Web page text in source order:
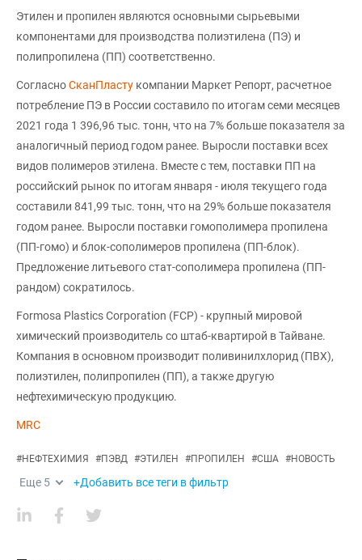
Этилен и пропилен являются основными сырьевыми
компонентами для производства полиэтилена (ПЭ) и
полипропилена (ПП) соответственно.
СогласноСканПласту компании Маркет Репорт, расчетное
потребление ПЭ в России составило по итогам семи месяцев
2021 года 1 396,96 тыс. тонн, что на 7% больше показателя за
аналогичный период годом ранее. Выросли поставки всех
видов полимеров этилена. Вместе с тем, поставки ПП на
российский рынок по итогам января - июля текущего года
составили 841,99 тыс. тонн, что на 29% больше показателя
годом ранее. Выросли поставки гомополимера пропилена
(ПП-гомо) и блок-сополимеров пропилена (ПП-блок).
Предложение литьевого стат-сополимера пропилена (ПП-
рандом) сократилось.
Formosa Plastics Corporation (FCP) - крупный мировой
химический производитель со штаб-квартирой в Тайване.
Компания в основном производит поливинилхлорид (ПВХ),
полиэтилен, полипропилен (ПП), а также другую
нефтехимическую продукцию.
MRC
#НЕФТЕХИМИЯ #ПЭВД #ЭТИЛЕН #ПРОПИЛЕН #США #НОВОСТЬ
Еще 5 +Добавить все теги в фильтр